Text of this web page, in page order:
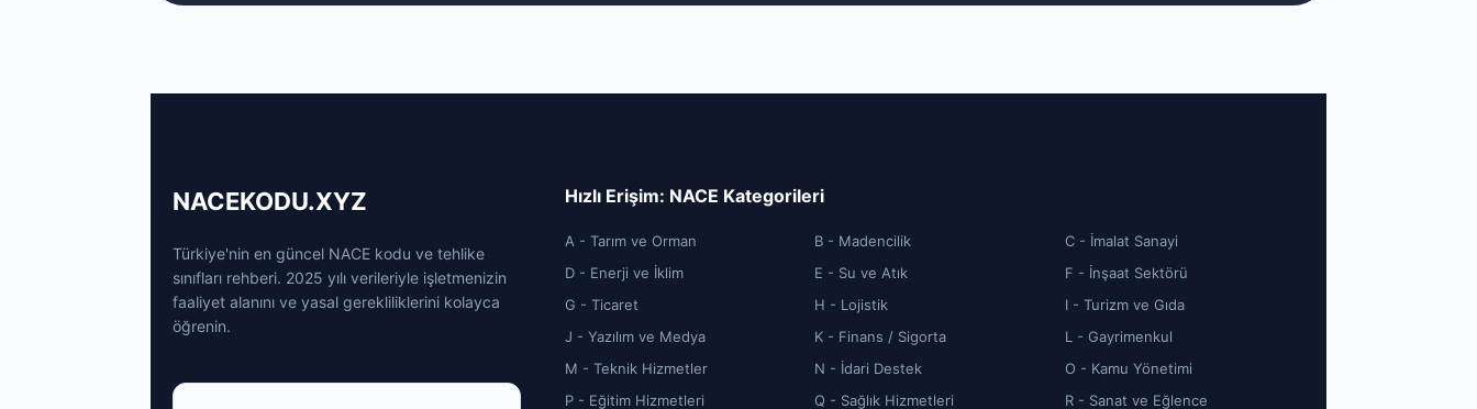
NACEKODU.XYZ
Türkiye'nin en güncel NACE kodu ve tehlike
sınıfları rehberi. 2025 yılı verileriyle işletmenizin
faaliyet alanını ve yasal gerekliliklerini kolayca
öğrenin.
Hızlı Erişim: NACE Kategorileri
A - Tarım ve Orman B - Madencilik
C - İmalat Sanayi
D - Enerji ve İklim
E - Su ve Atık
F - İnşaat Sektörü
G - Ticaret
H - Lojistik
I - Turizm ve Gıda
J - Yazılım ve Medya
K - Finans / Sigorta
L - Gayrimenkul
M - Teknik Hizmetler
N - İdari Destek
O - Kamu Yönetimi
P - Eğitim Hizmetleri
Q - Sağlık Hizmetleri R - Sanat ve Eğlence